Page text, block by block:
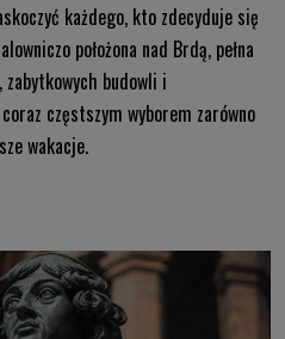
każdego, kto zdecyduje się
położona nad Brdą, pełna
budowli i
częstszym wyborem zarówno
wakacje.